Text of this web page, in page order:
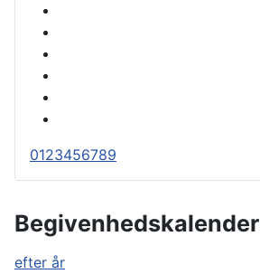
0123456789
Begivenhedskalender
efter år